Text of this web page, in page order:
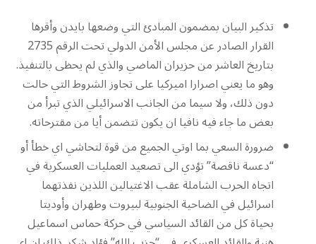
تذكير البيان بمضمون المبادئ التي وضعها بايدن وأقرها
القرار الصادر عن مجلس الأمن الدولي تحت الرقم 2735
بتاريخ العاشر من حزيران الماضي والذي لم يحظى بالتنفيذ.
وهو ما يعني اصرارا اميركيا على تجاوز الشروط التي حالت
دون ذلك، ولا سيما من الجانب الاسرائيلي الذي تبرأ من
بعض ما جاء فيه نافيا ان يكون تتضمن أيا من مقترحاته.
ضرورة السعي بما اوتي الجميع من قوة لتحاشي اي خطأ أو
“دعسة ناقصة” تؤدي الى تصعيد العمليات العسكرية في
اتجاه الحرب الشاملة عقب الاغتيالين اللذين نفذتهما
اسرائيل في الضاحية الجنوبية لبيروت وطهران وأوديتا
بحياة كل من القائد السياسي في حركة حماس اسماعيل